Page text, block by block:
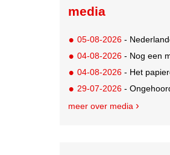
media
05-08-2026 -
04-08-2026 - Nog een
04-08-2026 - Het
29-07-2026 -
meer over media